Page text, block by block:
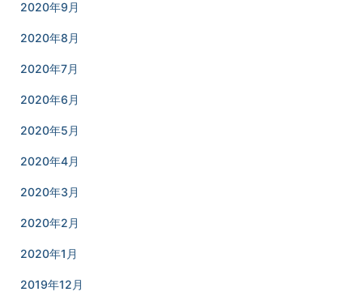
2020年9月
2020年8月
2020年7月
2020年6月
2020年5月
2020年4月
2020年3月
2020年2月
2020年1月
2019年12月